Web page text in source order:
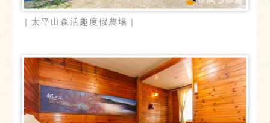
｜太平山森活趣度假農場｜